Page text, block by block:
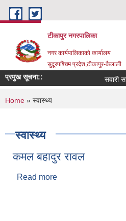
Skip to main content
टीकापुर नगरपालिका
नगर कार्यपालिकाको कार्यालय
सुदूरपश्चिम प्रदेश,टीकापुर-कैलाली
प्रमुख सूचना::
You are here
Home » स्वास्थ्य
स्वास्थ्य
कमल बहादुर रावल
Read more